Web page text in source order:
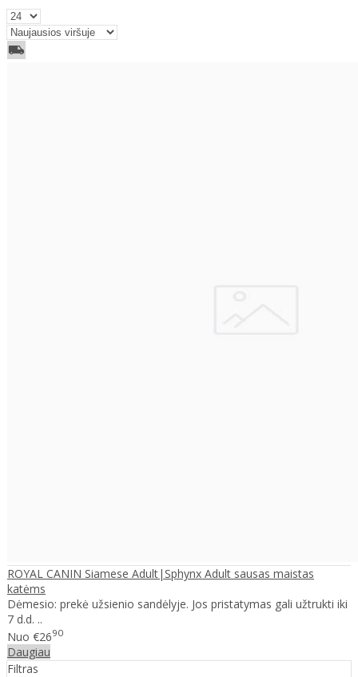
ROYAL CANIN Siamese Adult|Sphynx Adult sausas maistas
katėms
Dėmesio: prekė užsienio sandėlyje. Jos pristatymas gali užtrukti iki
7 d.d. ..
Nuo €2690
Daugiau
Filtras